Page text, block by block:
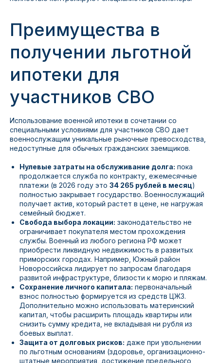
Преимущества в
получении льготной
ипотеки для
участников СВО
Использование военной ипотеки в сочетании со
специальными условиями для участников СВО дает
военнослужащим уникальные рыночные превосходства,
недоступные для обычных гражданских заемщиков.
Нулевые затраты на обслуживание долга: пока
продолжается служба по контракту, ежемесячные
платежи (в 2026 году это 34 265 рублей в месяц)
полностью закрывает государство. Военнослужащий
получает актив, который растет в цене, не нагружая
семейный бюджет.
Свобода выбора локации: законодательство не
ограничивает покупателя местом прохождения
службы. Военный из любого региона РФ может
приобрести ликвидную недвижимость в развитых
приморских городах. Например, Южный район
Новороссийска лидирует по запросам благодаря
развитой инфраструктуре, близости к морю и пляжам.
Сохранение личного капитала: первоначальный
взнос полностью формируется из средств ЦЖЗ.
Дополнительно можно использовать материнский
капитал, чтобы расширить площадь квартиры или
снизить сумму кредита, не вкладывая ни рубля из
боевых выплат.
Защита от долговых рисков: даже при увольнении
по льготным основаниям (здоровье, организационно-
штатные мероприятия, достижение предельного